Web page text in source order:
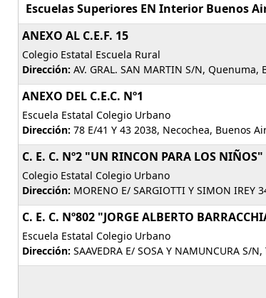
Escuelas Superiores EN Interior Buenos
ANEXO AL C.E.F. 15
Colegio Estatal Escuela Rural
Dirección: AV. GRAL. SAN MARTIN S/N,
ANEXO DEL C.E.C. Nº1
Escuela Estatal Colegio Urbano
Dirección: 78 E/41 Y 43 2038, Necochea, Buenos
C. E. C. Nº2 "UN RINCON PARA LOS NIÑOS"
Colegio Estatal Colegio Urbano
Dirección: MORENO E/ SARGIOTTI Y SIMON
C. E. C. Nº802 "JORGE ALBERTO
Escuela Estatal Colegio Urbano
Dirección: SAAVEDRA E/ SOSA Y NAMUNCURA